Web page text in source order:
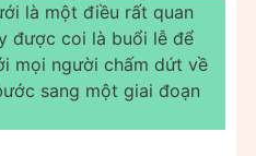
là một điều rất quan
được coi là buổi lễ để
mọi người chấm dứt về
sang một giai đoạn